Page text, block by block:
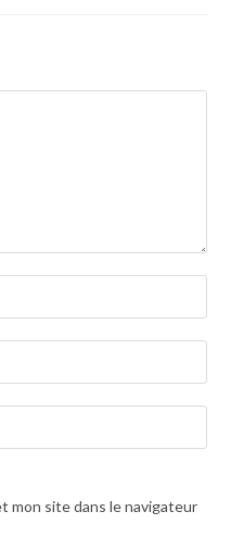
mon site dans le navigateur